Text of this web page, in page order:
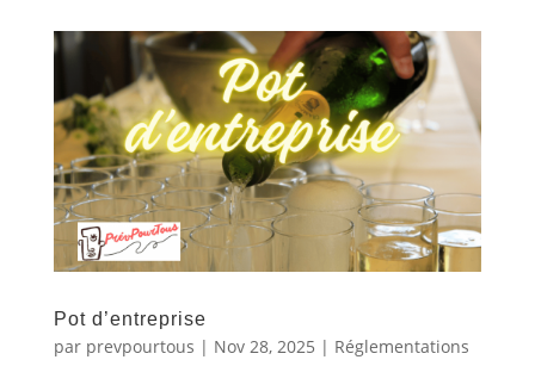
Pot d’entreprise
par prevpourtous | Nov 28, 2025 | Réglementations